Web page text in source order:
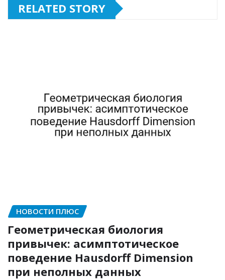
RELATED STORY
НОВОСТИ ПЛЮС
Геометрическая биология
привычек: асимптотическое
поведение Hausdorff Dimension
при неполных данных